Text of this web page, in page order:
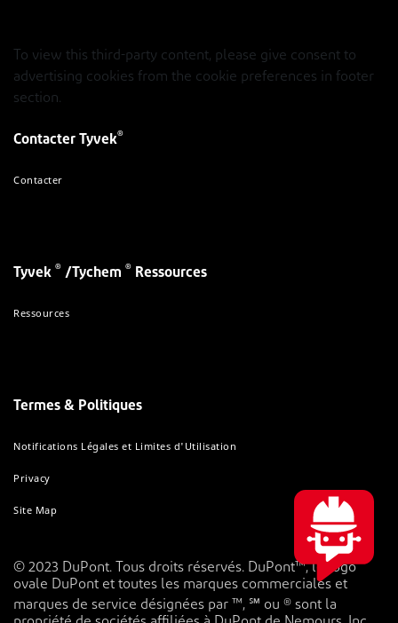
To view this third-party content, please give consent to
advertising cookies from the cookie preferences in footer
section.
Contacter Tyvek®
Contacter
Tyvek ® /Tychem ® Ressources
Ressources
Termes & Politiques
Notifications Légales et Limites d'Utilisation
Privacy
Site Map
© 2023 DuPont. Tous droits réservés. DuPont™, le logo
ovale DuPont et toutes les marques commerciales et
marques de service désignées par ™, ℠ ou ® sont la